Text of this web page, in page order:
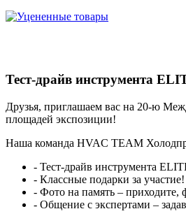
Тест-драйв инструмента
Друзья, приглашаем вас на 20-ю
площадей экспозиции!
Наша команда HVAC TEAM
- Тест-драйв инструмента
- Классные подарки за участие!
- Фото на память – приходите,
- Общение с экспертами –